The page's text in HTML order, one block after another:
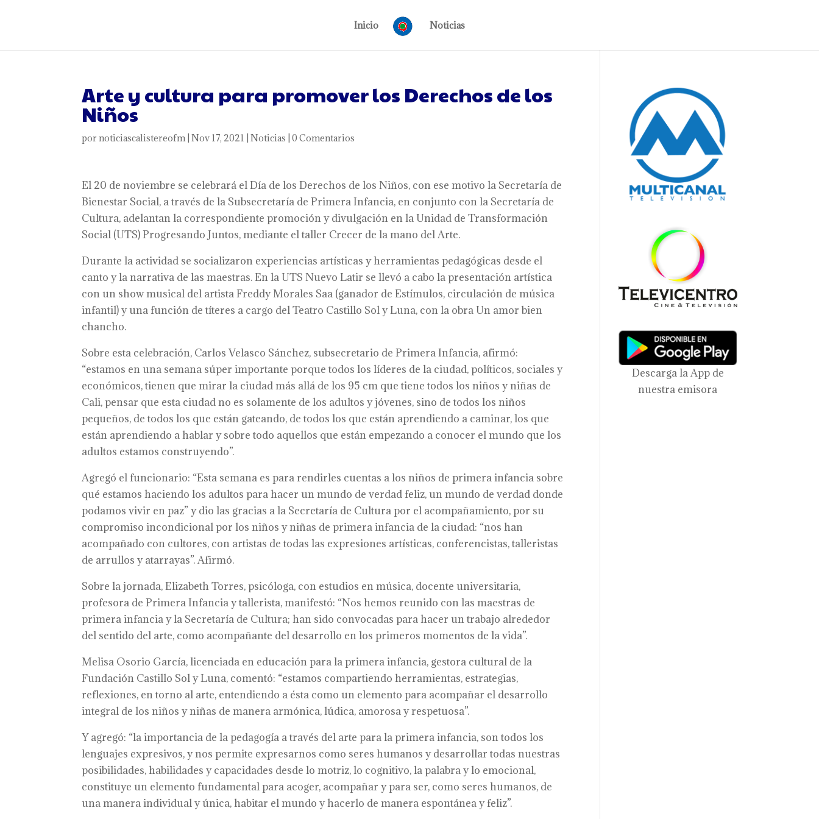
Inicio Noticias
Arte y cultura para promover los Derechos de los
Niños
pornoticiascalistereofm|Nov 17, 2021 |Noticias |0 Comentarios
El 20 de noviembre se celebrará el Día de los Derechos de los Niños, con ese motivo la Secretaría de
Bienestar Social, a través de la Subsecretaría de Primera Infancia, en conjunto con la Secretaría de
Cultura, adelantan la correspondiente promoción y divulgación en la Unidad de Transformación
Social (UTS) Progresando Juntos, mediante el taller Crecer de la mano del Arte.
Durante la actividad se socializaron experiencias artísticas y herramientas pedagógicas desde el
canto y la narrativa de las maestras. En la UTS Nuevo Latir se llevó a cabo la presentación artística
con un show musical del artista Freddy Morales Saa (ganador de Estímulos, circulación de música
infantil) y una función de títeres a cargo del Teatro Castillo Sol y Luna, con la obra Un amor bien
chancho.
Sobre esta celebración, Carlos Velasco Sánchez, subsecretario de Primera Infancia, afirmó:
“estamos en una semana súper importante porque todos los líderes de la ciudad, políticos, sociales y
económicos, tienen que mirar la ciudad más allá de los 95 cm que tiene todos los niños y niñas de
Cali, pensar que esta ciudad no es solamente de los adultos y jóvenes, sino de todos los niños
pequeños, de todos los que están gateando, de todos los que están aprendiendo a caminar, los que
están aprendiendo a hablar y sobre todo aquellos que están empezando a conocer el mundo que los
adultos estamos construyendo”.
Agregó el funcionario: “Esta semana es para rendirles cuentas a los niños de primera infancia sobre
qué estamos haciendo los adultos para hacer un mundo de verdad feliz, un mundo de verdad donde
podamos vivir en paz” y dio las gracias a la Secretaría de Cultura por el acompañamiento, por su
compromiso incondicional por los niños y niñas de primera infancia de la ciudad: “nos han
acompañado con cultores, con artistas de todas las expresiones artísticas, conferencistas, talleristas
de arrullos y atarrayas”. Afirmó.
Sobre la jornada, Elizabeth Torres, psicóloga, con estudios en música, docente universitaria,
profesora de Primera Infancia y tallerista, manifestó: “Nos hemos reunido con las maestras de
primera infancia y la Secretaría de Cultura; han sido convocadas para hacer un trabajo alrededor
del sentido del arte, como acompañante del desarrollo en los primeros momentos de la vida”.
Melisa Osorio García, licenciada en educación para la primera infancia, gestora cultural de la
Fundación Castillo Sol y Luna, comentó: “estamos compartiendo herramientas, estrategias,
reflexiones, en torno al arte, entendiendo a ésta como un elemento para acompañar el desarrollo
integral de los niños y niñas de manera armónica, lúdica, amorosa y respetuosa”.
Y agregó: “la importancia de la pedagogía a través del arte para la primera infancia, son todos los
lenguajes expresivos, y nos permite expresarnos como seres humanos y desarrollar todas nuestras
posibilidades, habilidades y capacidades desde lo motriz, lo cognitivo, la palabra y lo emocional,
constituye un elemento fundamental para acoger, acompañar y para ser, como seres humanos, de
una manera individual y única, habitar el mundo y hacerlo de manera espontánea y feliz”.
Descarga la App de
nuestra emisora